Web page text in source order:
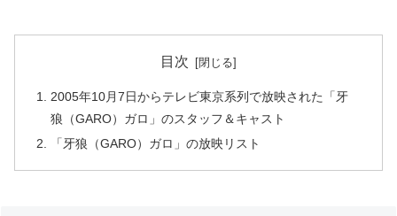
目次
2005年10月7日からテレビ東京系列で放映された「牙
狼（GARO）ガロ」のスタッフ＆キャスト
「牙狼（GARO）ガロ」の放映リスト